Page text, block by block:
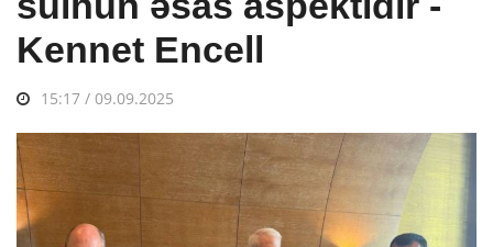
Kennet Encell
15:17 / 09.09.2025